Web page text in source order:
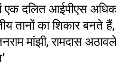
दलित आईपीएस
तानों का शिकार बनते
मांझी, रामदास